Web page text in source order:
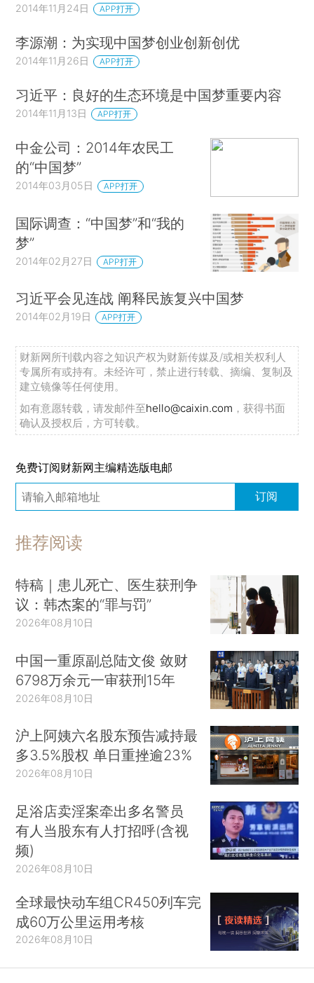
2014年11月24日 APP打开
李源潮：为实现中国梦创业创新创优
2014年11月26日 APP打开
习近平：良好的生态环境是中国梦重要内容
2014年11月13日 APP打开
中金公司：2014年农民工
的“中国梦”
2014年03月05日 APP打开
国际调查：“中国梦”和“我的
梦”
2014年02月27日 APP打开
习近平会见连战 阐释民族复兴中国梦
2014年02月19日 APP打开
财新网所刊载内容之知识产权为财新传媒及/或相关权利人
专属所有或持有。未经许可，禁止进行转载、摘编、复制及
建立镜像等任何使用。
如有意愿转载，请发邮件至hello@caixin.com ，获得书面
确认及授权后，方可转载。
免费订阅财新网主编精选版电邮
订阅
推荐阅读
特稿｜患儿死亡、医生获刑争
议：韩杰案的“罪与罚”
2026年08月10日
中国一重原副总陆文俊 敛财
6798万余元一审获刑15年
2026年08月10日
沪上阿姨六名股东预告减持最
多3.5%股权 单日重挫逾23%
2026年08月10日
足浴店卖淫案牵出多名警员
有人当股东有人打招呼(含视
频)
2026年08月10日
全球最快动车组CR450列车完
成60万公里运用考核
2026年08月10日